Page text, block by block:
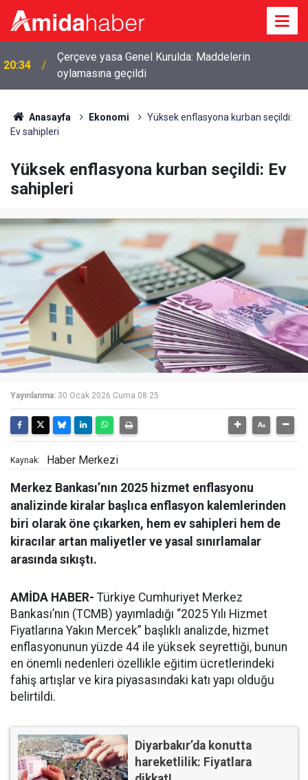
20:34
Çerçeve yasa Genel Kurulda: Maddelerin
oylamasına geçildi
Anasayfa Ekonomi
Yüksek enflasyona kurban seçildi:
Ev sahipleri
Yüksek enflasyona kurban seçildi: Ev
sahipleri
Yayınlanma: 30 Ocak 2026 Cuma 08:25
Kaynak: Haber Merkezi
Merkez Bankası’nın 2025 hizmet enflasyonu
analizinde kiralar başlıca enflasyon kalemlerinden
biri olarak öne çıkarken, hem ev sahipleri hem de
kiracılar artan maliyetler ve yasal sınırlamalar
arasında sıkıştı.
AMİDA HABER- Türkiye Cumhuriyet Merkez
Bankası’nın (TCMB) yayımladığı “2025 Yılı Hizmet
Fiyatlarına Yakın Mercek” başlıklı analizde, hizmet
enflasyonunun yüzde 44 ile yüksek seyrettiği, bunun
en önemli nedenleri özellikle eğitim ücretlerindeki
fahiş artışlar ve kira piyasasındaki katı yapı olduğu
belirtildi.
Diyarbakır’da konutta
hareketlilik: Fiyatlara